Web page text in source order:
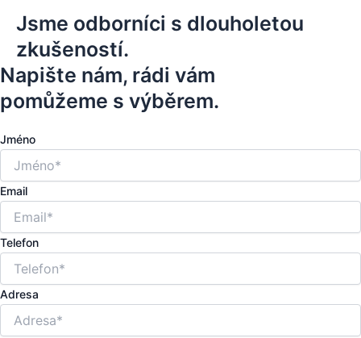
Jsme odborníci s dlouholetou
zkušeností.
Napište nám, rádi vám
pomůžeme s výběrem.
Jméno
Email
Telefon
Adresa